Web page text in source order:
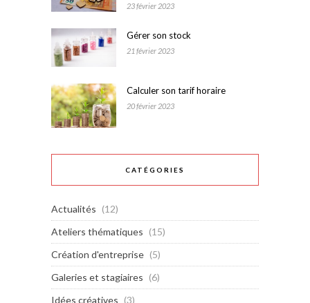
23 février 2023
Gérer son stock
21 février 2023
Calculer son tarif horaire
20 février 2023
CATÉGORIES
Actualités (12)
Ateliers thématiques (15)
Création d'entreprise (5)
Galeries et stagiaires (6)
Idées créatives (3)